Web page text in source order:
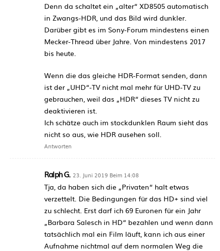
Denn da schaltet ein „alter“ XD8505 automatisch
in Zwangs-HDR, und das Bild wird dunkler.
Darüber gibt es im Sony-Forum mindestens einen
Mecker-Thread über Jahre. Von mindestens 2017
bis heute.
Wenn die das gleiche HDR-Format senden, dann
ist der „UHD“-TV nicht mal mehr für UHD-TV zu
gebrauchen, weil das „HDR“ dieses TV nicht zu
deaktivieren ist.
Ich schätze auch im stockdunklen Raum sieht das
nicht so aus, wie HDR ausehen soll.
Antworten
Ralph G. 23. Juni 2019 Beim 14:08
Tja, da haben sich die „Privaten“ halt etwas
verzettelt. Die Bedingungen für das HD+ sind viel
zu schlecht. Erst darf ich 69 Euronen für ein Jahr
„Barbara Salesch in HD“ bezahlen und wenn dann
tatsächlich mal ein Film läuft, kann ich aus einer
Aufnahme nichtmal auf dem normalen Weg die